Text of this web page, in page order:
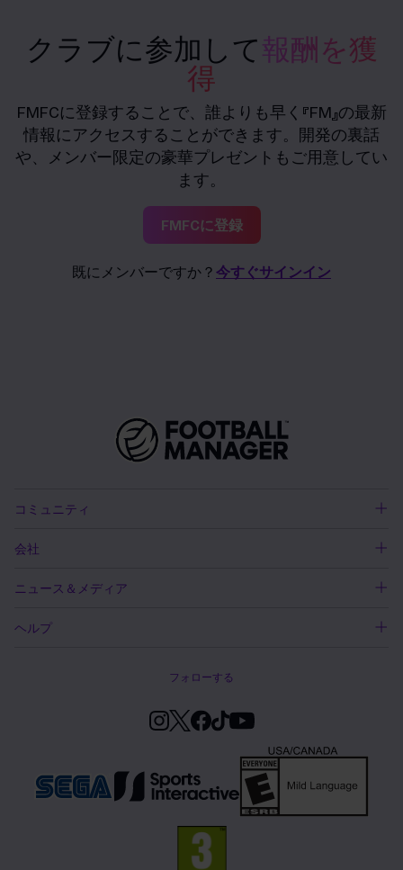
クラブに参加して報酬を獲
得
FMFCに登録することで、誰よりも早く『FM』の最新
情報にアクセスすることができます。開発の裏話
や、メンバー限定の豪華プレゼントもご用意してい
ます。
FMFCに登録
既にメンバーですか？ 今すぐサインイン
コミュニティ
会社
ニュース＆メディア
ヘルプ
フォローする